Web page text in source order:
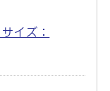
イズ：